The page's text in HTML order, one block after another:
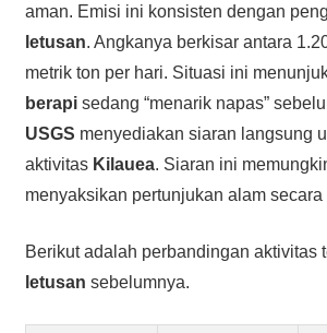
aman. Emisi ini konsisten dengan
letusan. Angkanya berkisar antara
metrik ton per hari. Situasi ini
berapisedang “menarik napas”
USGS menyediakan siaran langsung
aktivitas Kilauea. Siaran ini
menyaksikan pertunjukan alam secara
Berikut adalah perbandingan aktivitas
letusan sebelumnya.